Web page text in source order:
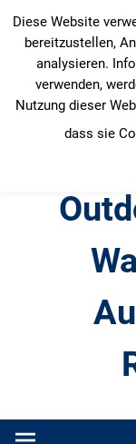
Inhalt
springen
Produkttests und
Diese Website
bereitzustellen,
analysieren.
verwenden,
Nutzung dieser
dass sie